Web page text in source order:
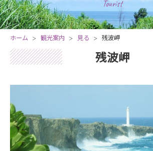
Tourist
ホーム 観光案内 見る 残波岬
残波岬